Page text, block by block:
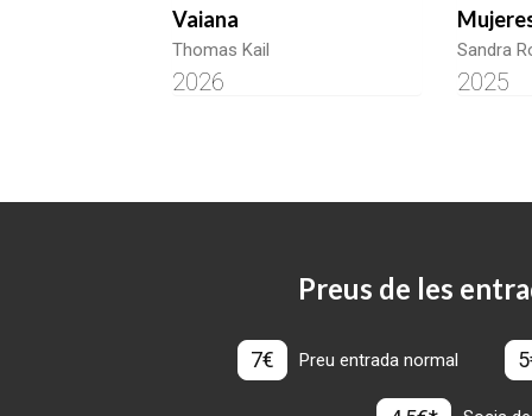
Vaiana
Thomas Kail
2026
Sandra
2025
Preus de les
7€ Preu entrada normal